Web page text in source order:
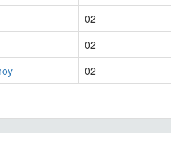
02
02
02